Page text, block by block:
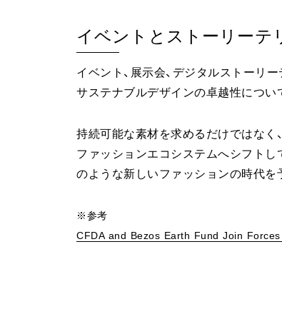
イベントとストーリーテ
イベント、展示会、デジタルストーリ
サステナブルデザインの卓越性につい
持続可能な素材を求めるだけではなく
ファッションエコシステムへシフトし
のような新しいファッションの時代を
※参考
CFDA and Bezos Earth Fund Join